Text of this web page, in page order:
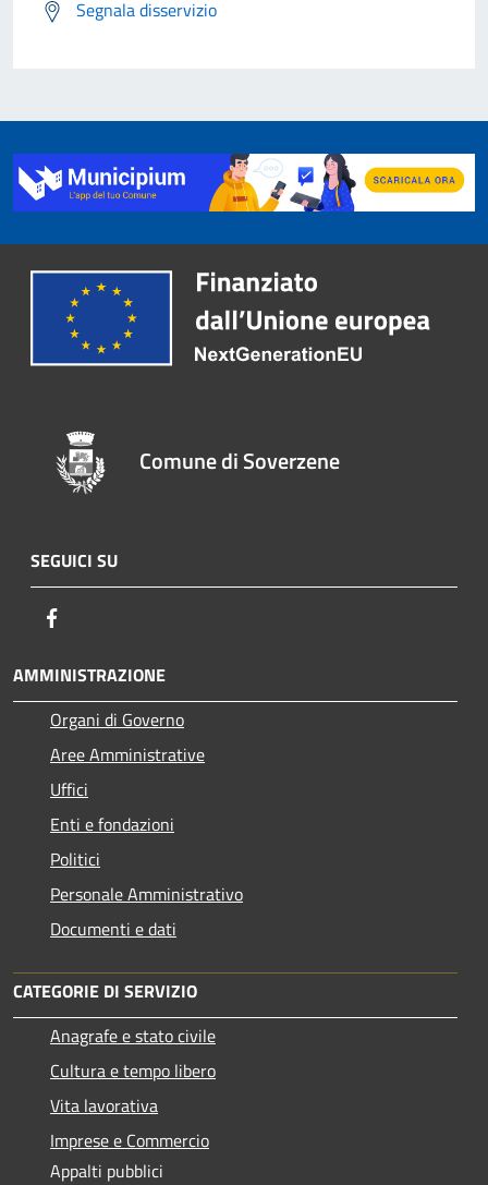
Segnala disservizio
Comune di Soverzene
SEGUICI SU
AMMINISTRAZIONE
Organi di Governo
Aree Amministrative
Uffici
Enti e fondazioni
Politici
Personale Amministrativo
Documenti e dati
CATEGORIE DI SERVIZIO
Anagrafe e stato civile
Cultura e tempo libero
Vita lavorativa
Imprese e Commercio
Appalti pubblici